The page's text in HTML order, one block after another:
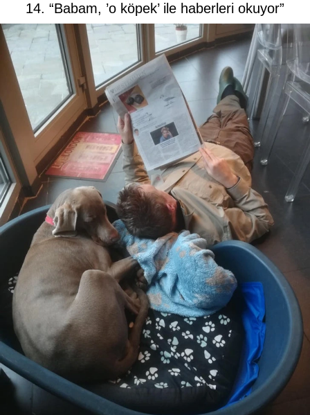
14. “Babam, ’o köpek’ ile haberleri okuyor”